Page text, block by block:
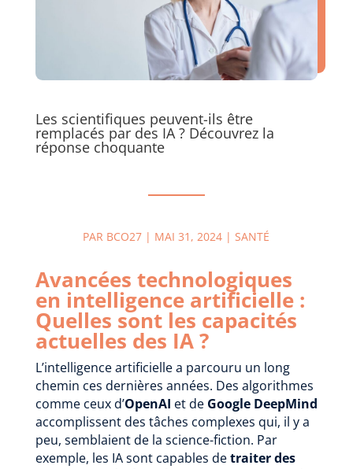
Les scientifiques peuvent-ils être
remplacés par des IA ? Découvrez la
réponse choquante
PAR BCO27 | MAI 31, 2024 |SANTÉ
Avancées technologiques
en intelligence artificielle :
Quelles sont les capacités
actuelles des IA ?
L’intelligence artificielle a parcouru un long
chemin ces dernières années. Des algorithmes
comme ceux d’OpenAI et de Google DeepMind
accomplissent des tâches complexes qui, il y a
peu, semblaient de la science-fiction. Par
exemple, les IA sont capables detraiter des